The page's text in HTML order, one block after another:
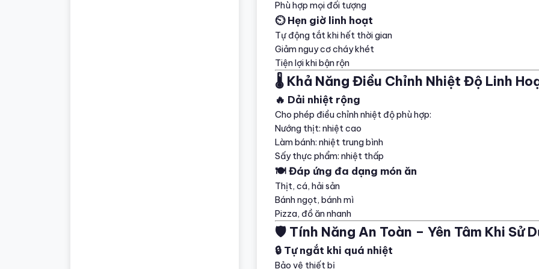
Phù hợp mọi đối tượng
⏲️ Hẹn giờ linh hoạt
Tự động tắt khi hết thời gian
Giảm nguy cơ cháy khét
Tiện lợi khi bận rộn
🌡️ Khả Năng Điều Chỉnh Nhiệt Độ Linh
🔥 Dải nhiệt rộng
Cho phép điều chỉnh nhiệt độ phù hợp:
Nướng thịt: nhiệt cao
Làm bánh: nhiệt trung bình
Sấy thực phẩm: nhiệt thấp
🍽️ Đáp ứng đa dạng món ăn
Thịt, cá, hải sản
Bánh ngọt, bánh mì
Pizza, đồ ăn nhanh
🛡️ Tính Năng An Toàn – Yên Tâm Khi Sử
🔒 Tự ngắt khi quá nhiệt
Bảo vệ thiết bị